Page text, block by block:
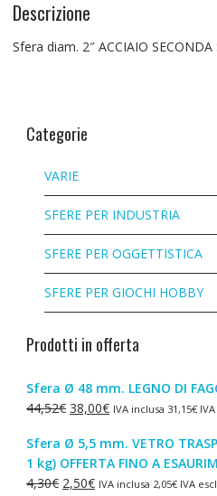
Descrizione
Sfera diam. 2″ ACCIAIO SECONDA
Categorie
VARIE
SFERE PER INDUSTRIA
SFERE PER OGGETTISTICA
SFERE PER GIOCHI HOBBY
Prodotti in offerta
Sfera Ø 48 mm. LEGNO DI
44,52€ Il
originale
era:
44,52€.
38,00€Il
attuale
è:
38,00€.
IVA inclusa 31,15€IVA
Sfera Ø 5,5 mm. VETRO
1 kg) OFFERTA FINO A
4,30€ Il
2,50€IlIVA inclusa 2,05€IVA